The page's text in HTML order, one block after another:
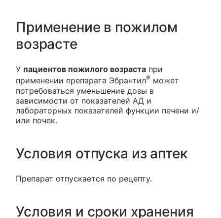
Применение в пожилом
возрасте
У пациентов пожилого возраста при
применении препарата Эбрантил® может
потребоваться уменьшение дозы в
зависимости от показателей АД и
лабораторных показателей функции печени и/
или почек.
Условия отпуска из аптек
Препарат отпускается по рецепту.
Условия и сроки хранения